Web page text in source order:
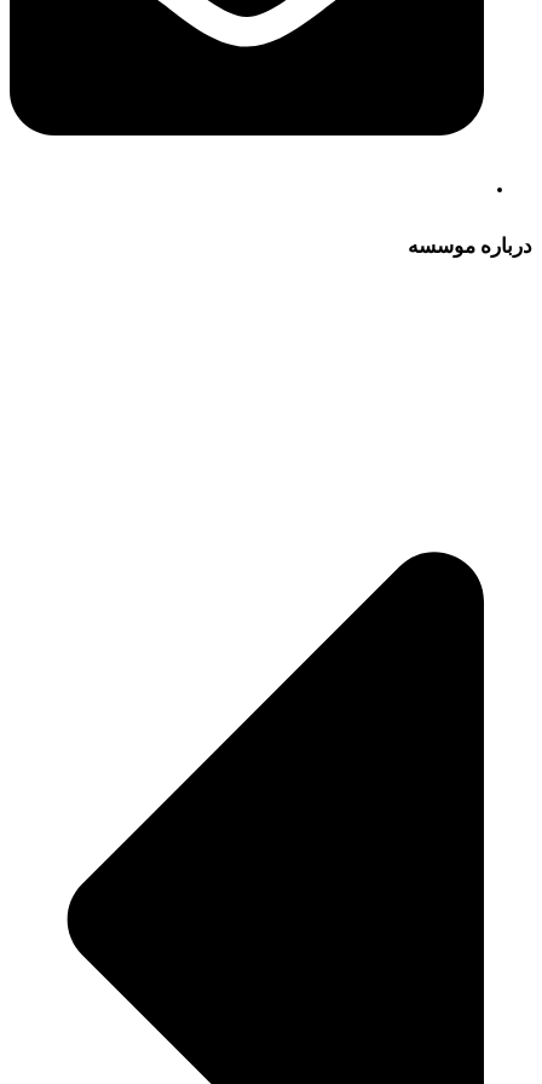
درباره موسسه